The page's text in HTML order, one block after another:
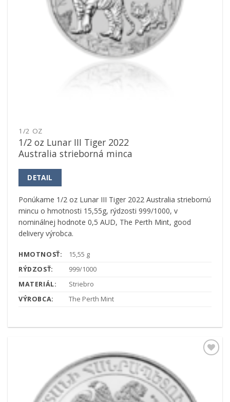
1/2 OZ
1/2 oz Lunar III Tiger 2022
Australia strieborná minca
DETAIL
Ponúkame 1/2 oz Lunar III Tiger 2022 Australia striebornú
mincu o hmotnosti 15,55g, rýdzosti 999/1000, v
nominálnej hodnote 0,5 AUD, The Perth Mint, good
delivery výrobca.
HMOTNOSŤ:
15,55 g
RÝDZOSŤ:
999/1000
MATERIÁL:
Striebro
VÝROBCA:
The Perth Mint